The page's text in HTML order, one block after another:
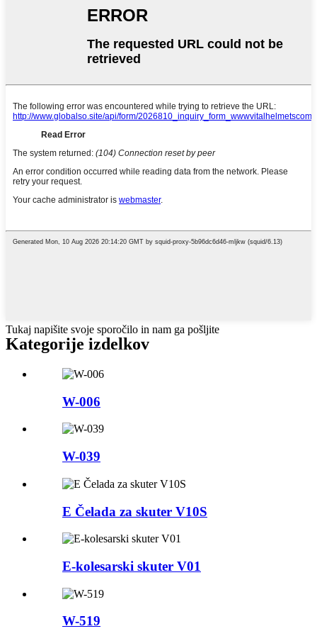
Tukaj napišite svoje sporočilo in nam ga pošljite
Kategorije izdelkov
W-006
W-039
E Čelada za skuter V10S
E-kolesarski skuter V01
W-519